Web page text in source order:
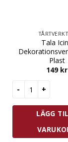
Tala
Plast
149 kr
Tala Icing
LÄGG